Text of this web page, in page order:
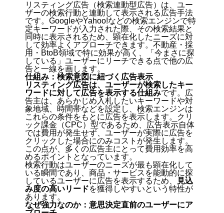
リスティング広告（検索連動型広告）は、 ユー
ザーの検索行動と連動して表示される広告手法
です。GoogleやYahoo!などの検索エンジンで特
定キーワードが入力された際、その検索結果と
同時に表示されるため、顕在化したニーズに対
して効率よくアプローチできます。不動産・採
用・BtoB領域で特に効果が高く、「今まさに探
している」ユーザーにリーチできる点で他の広
告と一線を画します。
仕組み：検索意図に紐づく広告表示
リスティング広告は、ユーザーが検索したキー
ワードに対して広告を表示する仕組みです。広
告主は、あらかじめ入札したいキーワードや対
象地域、時間帯などを設定し、検索エンジンは
これらの条件をもとに広告を表示します。クリ
ック課金（CPC）型であるため、広告表示自体
では費用が発生せず、 ユーザーが実際に広告を
クリックした場合にのみコストが発生 します。
この点が、多くの広告主にとって費用効率を高
めるポイントとなっています。
検索行動はユーザーのニーズが最も顕在化して
いる瞬間であり、商品・サービスを能動的に探
しているユーザーに広告を表示するため、
見込
み度の高いリードを獲得しやすいという特性が
あります。
なぜ強力なのか：意思決定直前のユーザーにア